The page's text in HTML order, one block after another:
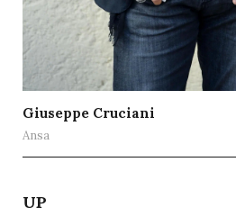
Giuseppe Cruciani
Ansa
UP